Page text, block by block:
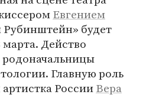
Евгением
будет
марта. Действо
Главную роль
РоссииВера